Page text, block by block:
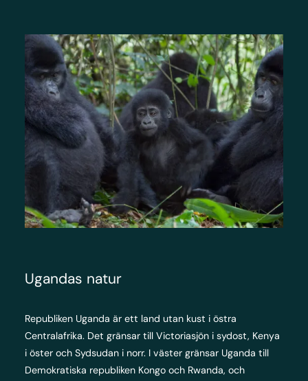
Ugandas natur
Republiken Uganda är ett land utan kust i östra
Centralafrika. Det gränsar till Victoriasjön i sydost, Kenya
i öster och Sydsudan i norr. I väster gränsar Uganda till
Demokratiska republiken Kongo och Rwanda, och